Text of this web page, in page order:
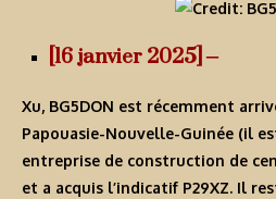
[16 janvier 2025] –
Xu, BG5DON est récemment
Papouasie-Nouvelle-Guinée (il
entreprise de construction de
et a acquis l’indicatif P29XZ. Il